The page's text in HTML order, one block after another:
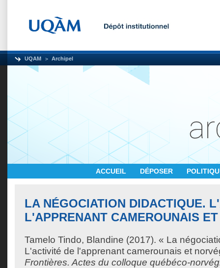
UQAM Archipel
ACCUEIL DÉPOSER
LA NÉGOCIATION DIDACTIQUE.
L'APPRENANT CAMEROUNAIS
Tamelo Tindo, Blandine (2017). « La
L'activité de l'apprenant camerounais et
Frontières. Actes du colloque québéco-